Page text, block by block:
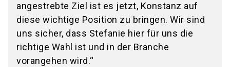
angestrebte Ziel ist es jetzt, Konstanz auf
diese wichtige Position zu bringen. Wir sind
uns sicher, dass Stefanie hier für uns die
richtige Wahl ist und in der Branche
vorangehen wird.“